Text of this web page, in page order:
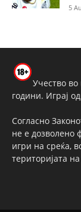
5
Учество во
години. Играј
Согласно
не е дозволено
игри на среќа,
територијата